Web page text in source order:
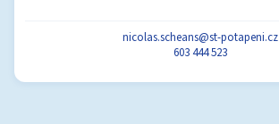
nicolas.scheans@st-potapeni.cz
603 444 523